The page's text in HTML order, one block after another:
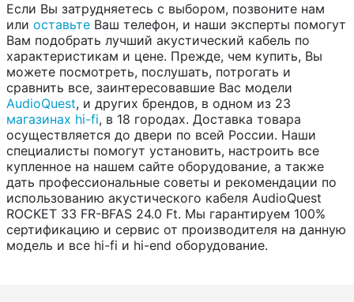
Если Вы затрудняетесь с выбором, позвоните нам
или оставьте Ваш телефон, и наши эксперты помогут
Вам подобрать лучший акустический кабель по
характеристикам и цене. Прежде, чем купить, Вы
можете посмотреть, послушать, потрогать и
сравнить все, заинтересовавшие Вас модели
AudioQuest, и других брендов, в одном из 23
магазинах hi-fi, в 18 городах. Доставка товара
осуществляется до двери по всей России. Наши
специалисты помогут установить, настроить все
купленное на нашем сайте оборудование, а также
дать профессиональные советы и рекомендации по
использованию акустического кабеля AudioQuest
ROCKET 33 FR-BFAS 24.0 Ft. Мы гарантируем 100%
сертификацию и сервис от производителя на данную
модель и все hi-fi и hi-end оборудование.